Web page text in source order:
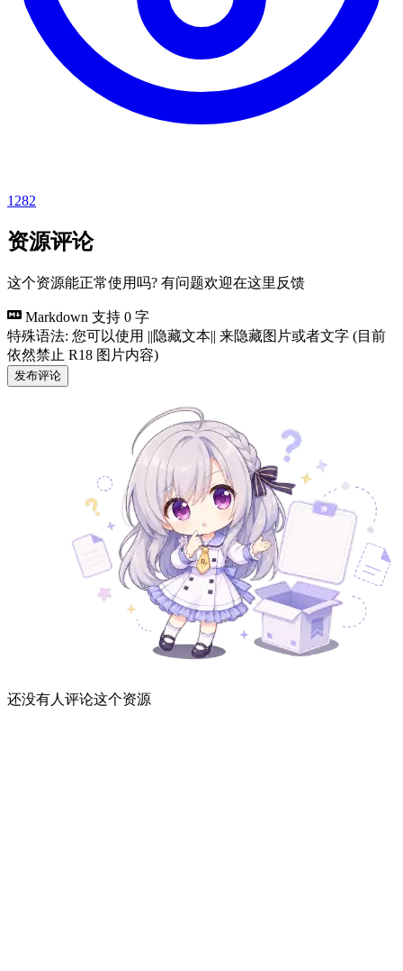
1282
资源评论
这个资源能正常使用吗? 有问题欢迎在这里反馈
Markdown 支持 0 字
特殊语法: 您可以使用 ||隐藏文本|| 来隐藏图片或者文字 (目前
依然禁止 R18 图片内容)
发布评论
还没有人评论这个资源